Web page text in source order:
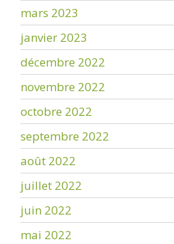
mars 2023
janvier 2023
décembre 2022
novembre 2022
octobre 2022
septembre 2022
août 2022
juillet 2022
juin 2022
mai 2022